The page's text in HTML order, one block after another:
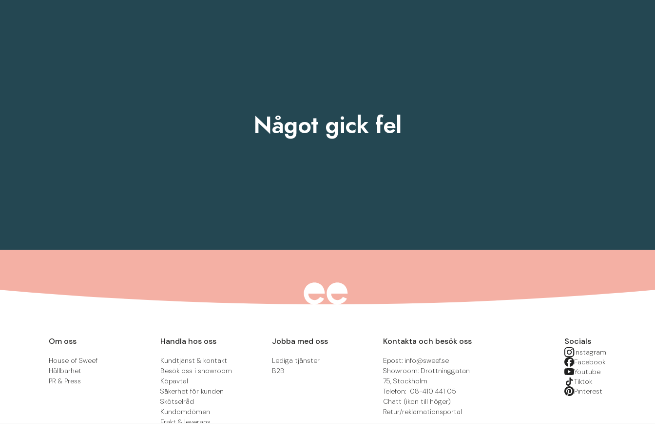
Något gick fel
Om oss
House of Sweef
Hållbarhet
PR & Press
Handla hos oss
Kundtjänst & kontakt
Besök oss i showroom
Köpavtal
Säkerhet för kunden
Skötselråd
Kundomdömen
Frakt & leverans
Jobba med oss
Lediga tjänster
B2B
Kontakta och besök oss
Epost: info@sweef.se
Showroom: Drottninggatan
75, Stockholm
Telefon: 08-410 441 05
Chatt (ikon till höger)
Retur/reklamationsportal
Socials
Instagram
Facebook
Youtube
Tiktok
Pinterest